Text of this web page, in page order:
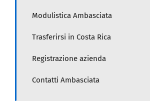
Modulistica Ambasciata
Trasferirsi in Costa Rica
Registrazione azienda
Contatti Ambasciata